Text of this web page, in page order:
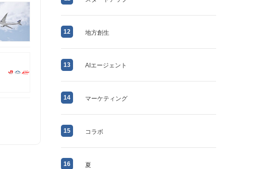
12 地方創生
13 AIエージェント
14 マーケティング
15 コラボ
16 夏